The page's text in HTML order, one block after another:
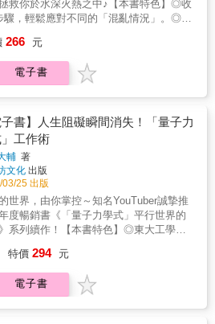
工時、好上手、年薪高……無須證照或
身心負擔低的19種行業 × 100種職業。
改變自己、也要求身邊的人⋯⋯結果換
是身心俱疲，甚至像作者一樣陷入憂鬱
！作者村松大輔曾是東大高材生，卻在
直到他從物理學中領悟到一個驚人的真
「意識就是基本粒子——光子！」我們的
是決定世界的鑰匙，只要提升「次
與作者多年指導經驗，教你如何從根源調
頻率。當你從「物質層」轉換到「零點
，那些困擾你的高牆，就能不費吹灰之
間消散！不論你是⋯⋯．深受人際關係
想尋求轉機．受時間與金錢限制，想活
足人生．處於高度壓力與批評中，想找回
靜．渴望突破思考框架，想獲得無窮靈
，就讓《人生阻礙瞬間消失！「量子力
世界。（※因應印刷需要，內頁實際印
救你於水深火熱之中♪【本書特色】◎收
驟，輕鬆應對不同的「混亂情況」。◎從
環境，也同步改善情緒、時間與人際
方位管理生活♪明明生活好忙好忙，為何
總是沒有進展，天天被待辦事項追著跑!?
溝通理論與行為經濟學等，以「妥善安排
使其順利進行」為主旨，整理出一套能
生活上方方面面、無論個人或組織在面
時皆能靈活運用的「管理學」。全書藉
「擅長整頓」及「不擅整頓」的例子，
際整理、收納生活環境，一路延伸至整頓
內容、思考內容、情緒與人際等。此外，
特地將篇幅濃縮成「3分鐘」可讀完的長
著每天3分鐘的學習與實踐，帶領讀者逐
更有條理的生活方式、找回遺失的時間
轉而花在對自己更重要、更有意義的事物
脫忙亂人生，讓生活越過越順！
266 元
電子書
子書】人生阻礙瞬間消失！「量子力
工作術
輔 著
文化 出版
25 出版
世界，由你掌控～知名YouTuber誠摯推
度暢銷書《「量子力學式」平行世界的
系列續作！【本書特色】◎東大工學部
「人生實踐學」！◎深度解析意識的三
，教你從困頓的「物質層」躍升至奇蹟
「零點場層」！◎收錄人際、金錢、靈
特價 294 元
電子書